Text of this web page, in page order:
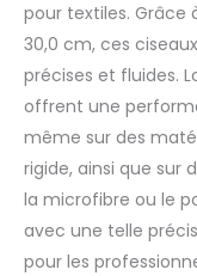
pour textiles. Grâce
30,0 cm, ces
précises et fluides.
offrent une
même sur des
rigide, ainsi que sur
la microfibre ou le
avec une telle
pour les